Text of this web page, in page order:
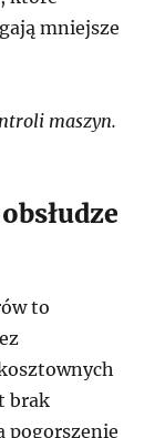
mniejsze
maszyn.
to
brak
pogorszenie